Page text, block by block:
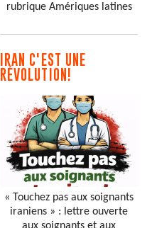
rubrique Amériques latines
IRAN C'EST UNE
RÉVOLUTION!
« Touchez pas aux soignants
iraniens » : lettre ouverte